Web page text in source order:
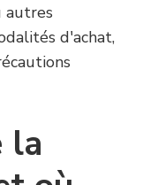
autres
d'achat,
la